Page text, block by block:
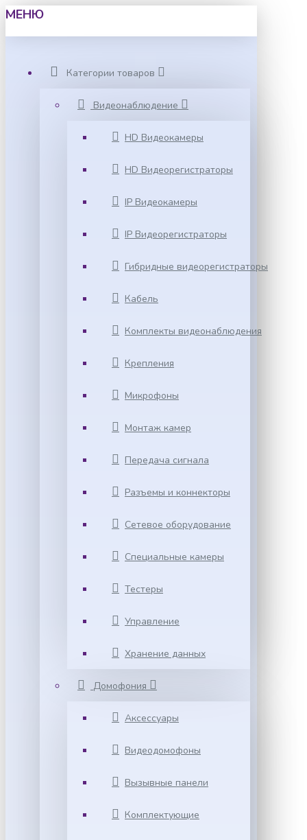
МЕНЮ
Категории товаров
Видеонаблюдение
HD Видеокамеры
HD Видеорегистраторы
IP Видеокамеры
IP Видеорегистраторы
Гибридные видеорегистраторы
Кабель
Комплекты видеонаблюдения
Крепления
Микрофоны
Монтаж камер
Передача сигнала
Разъемы и коннекторы
Сетевое оборудование
Специальные камеры
Тестеры
Управление
Хранение данных
Домофония
Аксессуары
Видеодомофоны
Вызывные панели
Комплектующие